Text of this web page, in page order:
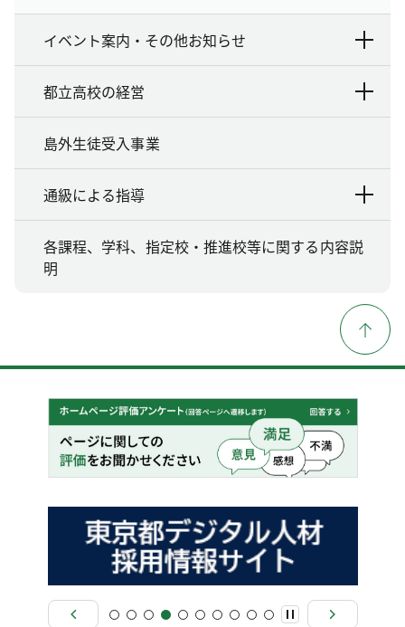
イベント案内・その他お知らせ
都立高校の経営
島外生徒受入事業
通級による指導
各課程、学科、指定校・推進校等に関する内容説
明